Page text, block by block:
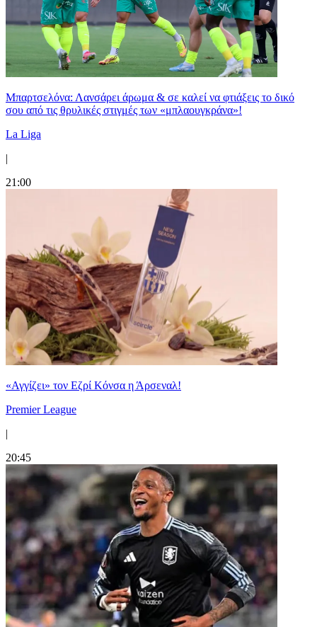
Μπαρτσελόνα: Λανσάρει άρωμα & σε καλεί να φτιάξεις το δικό
σου από τις θρυλικές στιγμές των «μπλαουγκράνα»!
La Liga
|
21:00
«Αγγίζει» τον Εζρί Κόνσα η Άρσεναλ!
Premier League
|
20:45